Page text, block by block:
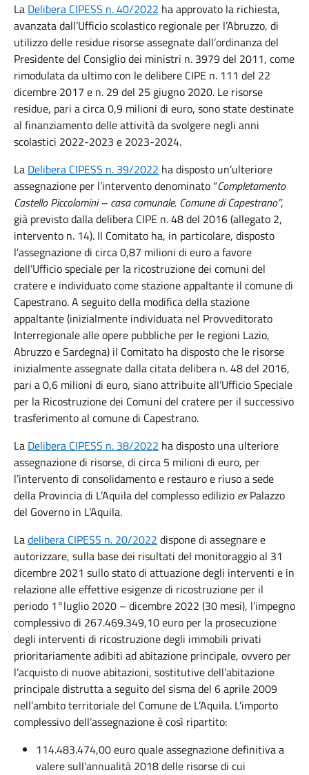
La Delibera CIPESS n. 40/2022 ha approvato la richiesta,
avanzata dall’Ufficio scolastico regionale per l’Abruzzo, di
utilizzo delle residue risorse assegnate dall’ordinanza del
Presidente del Consiglio dei ministri n. 3979 del 2011, come
rimodulata da ultimo con le delibere CIPE n. 111 del 22
dicembre 2017 e n. 29 del 25 giugno 2020. Le risorse
residue, pari a circa 0,9 milioni di euro, sono state destinate
al finanziamento delle attività da svolgere negli anni
scolastici 2022-2023 e 2023-2024.
La Delibera CIPESS n. 39/2022 ha disposto un’ulteriore
assegnazione per l’intervento denominato “Completamento
Castello Piccolomini – casa comunale. Comune di Capestrano”,
già previsto dalla delibera CIPE n. 48 del 2016 (allegato 2,
intervento n. 14). Il Comitato ha, in particolare, disposto
l’assegnazione di circa 0,87 milioni di euro a favore
dell’Ufficio speciale per la ricostruzione dei comuni del
cratere e individuato come stazione appaltante il comune di
Capestrano. A seguito della modifica della stazione
appaltante (inizialmente individuata nel Provveditorato
Interregionale alle opere pubbliche per le regioni Lazio,
Abruzzo e Sardegna) il Comitato ha disposto che le risorse
inizialmente assegnate dalla citata delibera n. 48 del 2016,
pari a 0,6 milioni di euro, siano attribuite all’Ufficio Speciale
per la Ricostruzione dei Comuni del cratere per il successivo
trasferimento al comune di Capestrano.
La Delibera CIPESS n. 38/2022 ha disposto una ulteriore
assegnazione di risorse, di circa 5 milioni di euro, per
l’intervento di consolidamento e restauro e riuso a sede
della Provincia di L’Aquila del complesso edilizio exPalazzo
del Governo in L’Aquila.
Ladelibera CIPESS n. 20/2022 dispone di assegnare e
autorizzare, sulla base dei risultati del monitoraggio al 31
dicembre 2021 sullo stato di attuazione degli interventi e in
relazione alle effettive esigenze di ricostruzione per il
periodo 1°luglio 2020 – dicembre 2022 (30 mesi), l’impegno
complessivo di 267.469.349,10 euro per la prosecuzione
degli interventi di ricostruzione degli immobili privati
prioritariamente adibiti ad abitazione principale, ovvero per
l’acquisto di nuove abitazioni, sostitutive dell’abitazione
principale distrutta a seguito del sisma del 6 aprile 2009
nell’ambito territoriale del Comune de L’Aquila. L’importo
complessivo dell’assegnazione è così ripartito:
114.483.474,00 euro quale assegnazione definitiva a
valere sull’annualità 2018 delle risorse di cui